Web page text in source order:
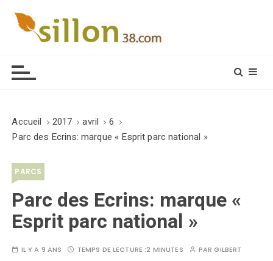
Accueil 2017 avril
6
Parc des Ecrins: marque « Esprit parc national »
PARCS
Parc des Ecrins: marque «
Esprit parc national »
IL Y A 9 ANS TEMPS DE LECTURE :2 MINUTES PARGILBERT